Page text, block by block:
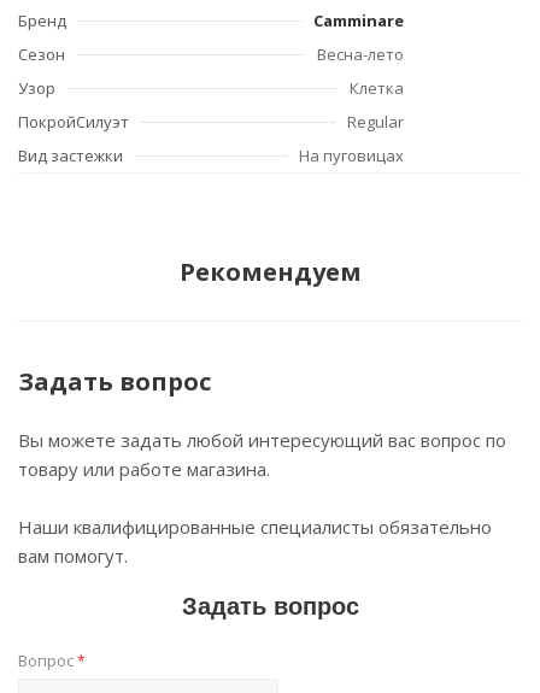
Бренд
Camminare
Сезон
Весна-лето
Узор
Клетка
ПокройСилуэт
Regular
Вид застежки
На пуговицах
Рекомендуем
Задать вопрос
Вы можете задать любой интересующий вас вопрос по
товару или работе магазина.
Наши квалифицированные специалисты обязательно
вам помогут.
Задать вопрос
Вопрос*